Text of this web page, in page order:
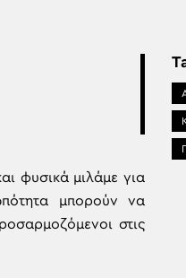
φυσικά μιλάμε για
μπορούν να
στις